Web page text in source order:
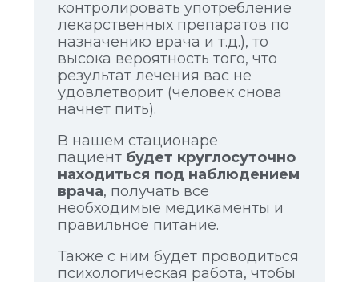
контролировать употребление
лекарственных препаратов по
назначению врача и т.д.), то
высока вероятность того, что
результат лечения вас не
удовлетворит (человек снова
начнет пить).
В нашем стационаре
пациент будет круглосуточно
находиться под наблюдением
врача, получать все
необходимые медикаменты и
правильное питание.
Также с ним будет проводиться
психологическая работа, чтобы